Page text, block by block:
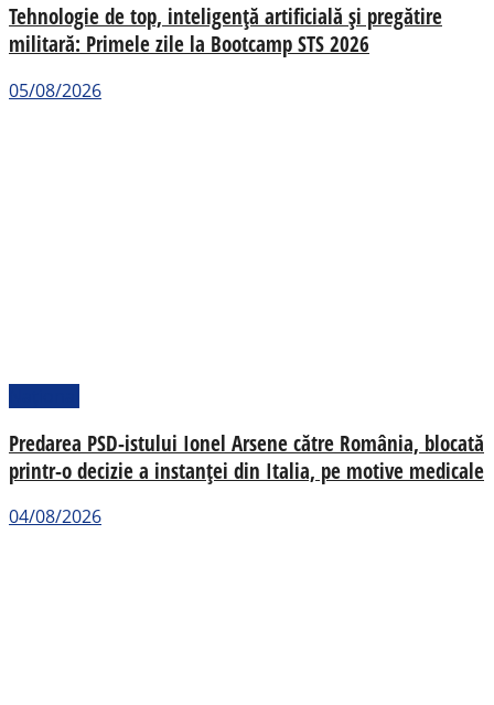
Tehnologie de top, inteligență artificială și pregătire
militară: Primele zile la Bootcamp STS 2026
05/08/2026
Predarea PSD-istului Ionel Arsene către România, blocată
printr-o decizie a instanței din Italia, pe motive medicale
04/08/2026